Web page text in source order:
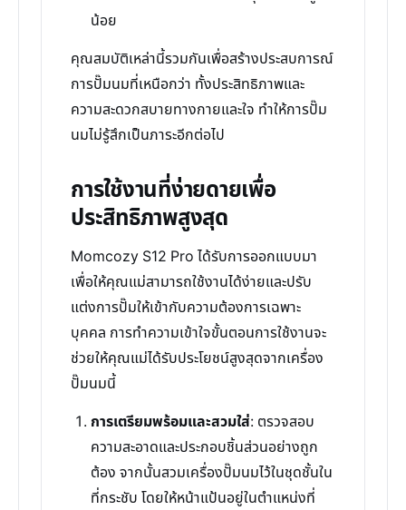
น้อย
คุณสมบัติเหล่านี้รวมกันเพื่อสร้างประสบการณ์
การปั๊มนมที่เหนือกว่า ทั้งประสิทธิภาพและ
ความสะดวกสบายทางกายและใจ ทำให้การปั๊ม
นมไม่รู้สึกเป็นภาระอีกต่อไป
การใช้งานที่ง่ายดายเพื่อ
ประสิทธิภาพสูงสุด
Momcozy S12 Pro ได้รับการออกแบบมา
เพื่อให้คุณแม่สามารถใช้งานได้ง่ายและปรับ
แต่งการปั๊มให้เข้ากับความต้องการเฉพาะ
บุคคล การทำความเข้าใจขั้นตอนการใช้งานจะ
ช่วยให้คุณแม่ได้รับประโยชน์สูงสุดจากเครื่อง
ปั๊มนมนี้
การเตรียมพร้อมและสวมใส่: ตรวจสอบ
ความสะอาดและประกอบชิ้นส่วนอย่างถูก
ต้อง จากนั้นสวมเครื่องปั๊มนมไว้ในชุดชั้นใน
ที่กระชับ โดยให้หน้าแป้นอยู่ในตำแหน่งที่